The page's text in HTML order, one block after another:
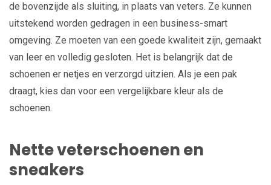
de bovenzijde als sluiting, in plaats van veters. Ze kunnen
uitstekend worden gedragen in een business-smart
omgeving. Ze moeten van een goede kwaliteit zijn, gemaakt
van leer en volledig gesloten. Het is belangrijk dat de
schoenen er netjes en verzorgd uitzien. Als je een pak
draagt, kies dan voor een vergelijkbare kleur als de
schoenen.
Nette veterschoenen en
sneakers